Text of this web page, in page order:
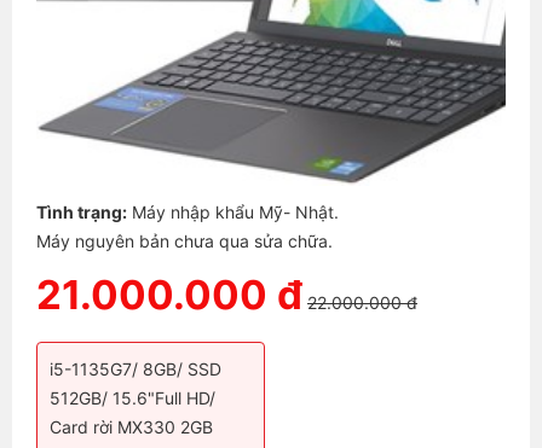
Tình trạng: Máy nhập khẩu Mỹ- Nhật.
Máy nguyên bản chưa qua sửa chữa.
21.000.000 đ 22.000.000 đ
i5-1135G7/ 8GB/ SSD
512GB/ 15.6"Full HD/
Card rời MX330 2GB